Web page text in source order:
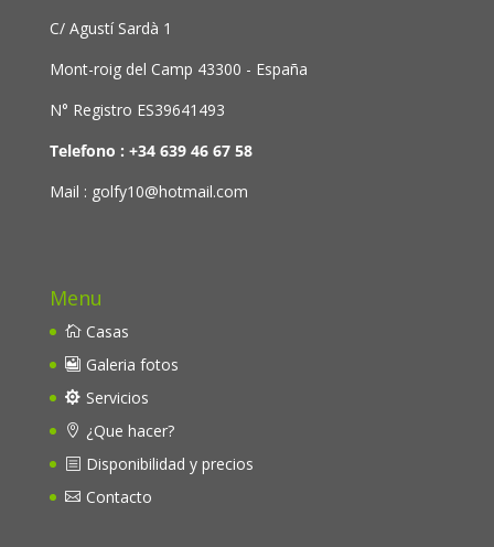
C/ Agustí Sardà 1
Mont-roig del Camp 43300 - España
N° Registro ES39641493
Telefono : +34 639 46 67 58
Mail : golfy10@hotmail.com
Menu
Casas
Galeria fotos
Servicios
¿Que hacer?
Disponibilidad y precios
Contacto